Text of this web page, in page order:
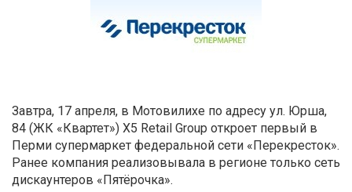
Завтра, 17 апреля, в Мотовилихе по адресу ул. Юрша,
84 (ЖК «Квартет») Х5 Retail Group откроет первый в
Перми супермаркет федеральной сети «Перекресток».
Ранее компания реализовывала в регионе только сеть
дискаунтеров «Пятёрочка».